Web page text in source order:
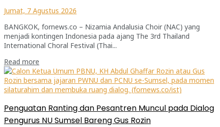
Jumat, 7 Agustus 2026
BANGKOK, fornews.co – Nizamia Andalusia Choir (NAC) yang
menjadi kontingen Indonesia pada ajang The 3rd Thailand
International Choral Festival (Thai...
Read more
Penguatan Ranting dan Pesantren Muncul pada Dialog
Pengurus NU Sumsel Bareng Gus Rozin